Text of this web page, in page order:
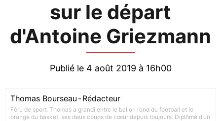
sur le départ
d'Antoine Griezmann
Publié le 4 août 2019 à 16h00
Thomas Bourseau -Rédacteur
Féru de sport, Thomas a grandi entre le ballon rond du football et le
orange du basket, ses deux coups de cœur depuis toujours. Diplômé d’un